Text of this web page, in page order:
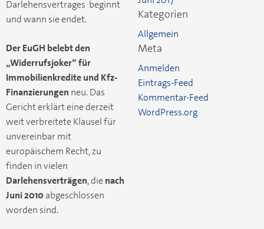
Darlehensvertrages beginnt
und wann sie endet.
Der EuGH belebt den
„Widerrufsjoker“ für
Immobilienkredite und Kfz-
Finanzierungen neu. Das
Gericht erklärt eine derzeit
weit verbreitete Klausel für
unvereinbar mit
europäischem Recht, zu
finden in vielen
Darlehensverträgen, dienach
Juni 2010abgeschlossen
worden sind.
Kategorien
Allgemein
Meta
Anmelden
Eintrags-Feed
Kommentar-Feed
WordPress.org